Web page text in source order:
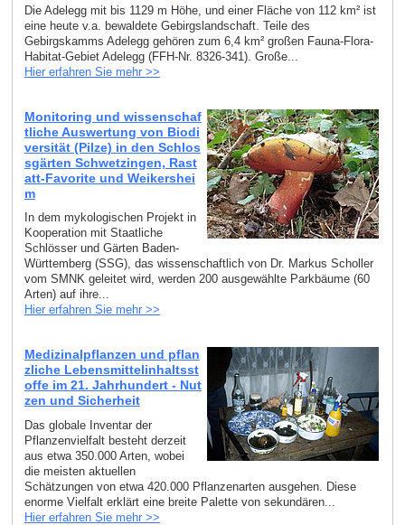
Die Adelegg mit bis 1129 m Höhe, und einer Fläche von 112 km² ist
eine heute v.a. bewaldete Gebirgslandschaft. Teile des
Gebirgskamms Adelegg gehören zum 6,4 km² großen Fauna-Flora-
Habitat-Gebiet Adelegg (FFH-Nr. 8326-341). Große...
Hier erfahren Sie mehr >>
Monitoring und wissenschaf
tliche Auswertung von Biodi
versität (Pilze) in den Schlos
sgärten Schwetzingen, Rast
att-Favorite und Weikershei
m
In dem mykologischen Projekt in
Kooperation mit Staatliche
Schlösser und Gärten Baden-
Württemberg (SSG), das wissenschaftlich von Dr. Markus Scholler
vom SMNK geleitet wird, werden 200 ausgewählte Parkbäume (60
Arten) auf ihre...
Hier erfahren Sie mehr >>
Medizinalpflanzen und pflan
zliche Lebensmittelinhaltsst
offe im 21. Jahrhundert - Nut
zen und Sicherheit
Das globale Inventar der
Pflanzenvielfalt besteht derzeit
aus etwa 350.000 Arten, wobei
die meisten aktuellen
Schätzungen von etwa 420.000 Pflanzenarten ausgehen. Diese
enorme Vielfalt erklärt eine breite Palette von sekundären...
Hier erfahren Sie mehr >>